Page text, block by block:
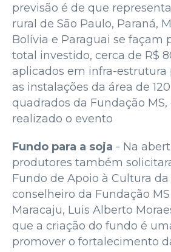
previsão é de que
rural de São Paulo, Paraná,
Bolívia e Paraguai se façam
total investido, cerca de R$
aplicados em infra-estrutura
as instalações da área de
quadrados da Fundação MS,
realizado o evento
Fundo para a soja - Na
produtores também
Fundo de Apoio à Cultura da
conselheiro da Fundação
Maracaju, Luis Alberto
que a criação do fundo é
promover o fortalecimento